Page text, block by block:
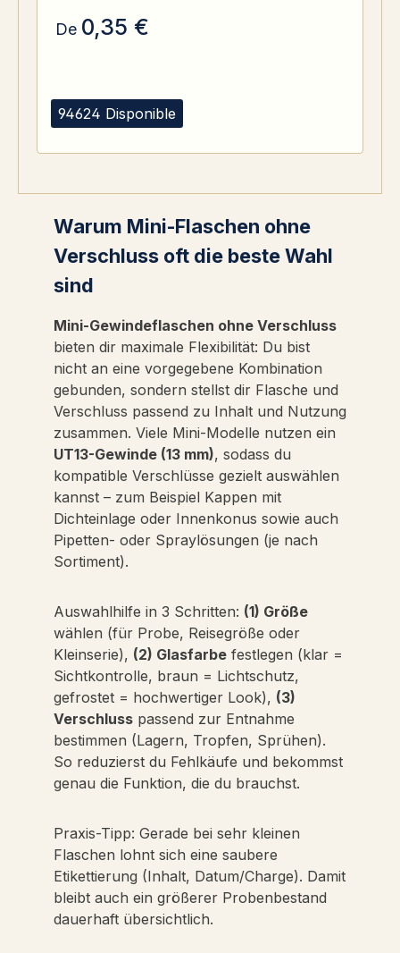
94624 Disponible
De 0,35 €
Warum Mini-Flaschen ohne
Verschluss oft die beste Wahl
sind
Mini-Gewindeflaschen ohne Verschluss
bieten dir maximale Flexibilität: Du bist
nicht an eine vorgegebene Kombination
gebunden, sondern stellst dir Flasche und
Verschluss passend zu Inhalt und Nutzung
zusammen. Viele Mini-Modelle nutzen ein
UT13-Gewinde (13 mm), sodass du
kompatible Verschlüsse gezielt auswählen
kannst – zum Beispiel Kappen mit
Dichteinlage oder Innenkonus sowie auch
Pipetten- oder Spraylösungen (je nach
Sortiment).
Auswahlhilfe in 3 Schritten: (1) Größe
wählen (für Probe, Reisegröße oder
Kleinserie), (2) Glasfarbe festlegen (klar =
Sichtkontrolle, braun = Lichtschutz,
gefrostet = hochwertiger Look), (3)
Verschluss passend zur Entnahme
bestimmen (Lagern, Tropfen, Sprühen).
So reduzierst du Fehlkäufe und bekommst
genau die Funktion, die du brauchst.
Praxis-Tipp: Gerade bei sehr kleinen
Flaschen lohnt sich eine saubere
Etikettierung (Inhalt, Datum/Charge). Damit
bleibt auch ein größerer Probenbestand
dauerhaft übersichtlich.